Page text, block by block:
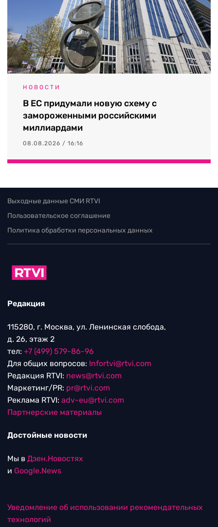
НОВОСТИ
В ЕС придумали новую схему с
замороженными российскими
миллиардами
08.08.2026 / 16:16
Выходные данные СМИ RTVI
Пользовательское соглашение
Политика обработки персональных данных
Редакция
115280, г. Москва, ул. Ленинская слобода,
д. 26, этаж 2
тел: +7 (499) 579-86-96
Для общих вопросов: Infortvi@rtvi.com
Редакция RTVI: news@rtvi.com
Маркетинг/PR: pr@rtvi.com
Реклама RTVI: adv-eu@rtvi.com
Партнерские материалы
Достойные новости
Мы в Дзен.Новостях
и Google.News
Уведомление об использовании рекомендательных
технологий